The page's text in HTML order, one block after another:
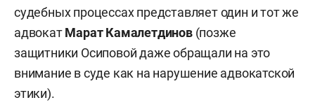
судебных процессах представляет один и тот же
адвокатМарат Камалетдинов (позже
защитники Осиповой даже обращали на это
внимание в суде как на нарушение адвокатской
этики).